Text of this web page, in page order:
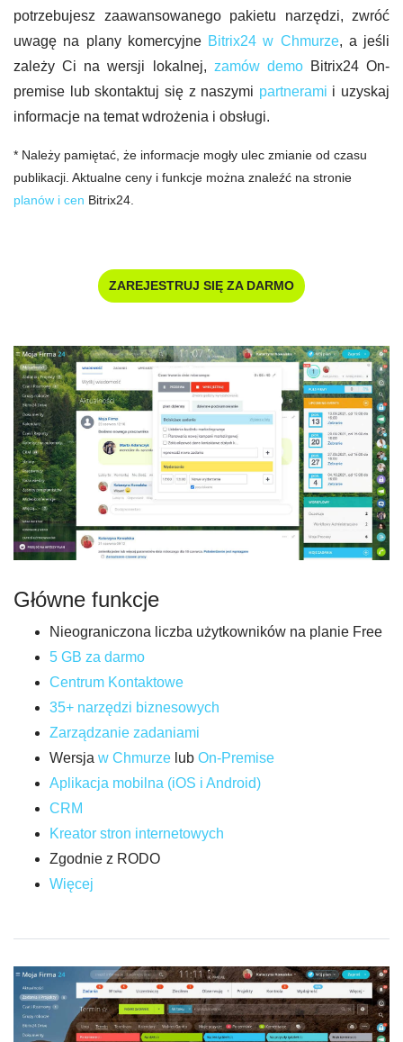
potrzebujesz zaawansowanego pakietu narzędzi, zwróć
uwagę na plany komercyjne Bitrix24 w Chmurze, a jeśli
zależy Ci na wersji lokalnej, zamów demoBitrix24 On-
premise lub skontaktuj się z naszymi partnerami i uzyskaj
informacje na temat wdrożenia i obsługi.
* Należy pamiętać, że informacje mogły ulec zmianie od czasu
publikacji. Aktualne ceny i funkcje można znaleźć na stronie
planów i cen Bitrix24.
ZAREJESTRUJ SIĘ ZA DARMO
Główne funkcje
Nieograniczona liczba użytkowników na planie Free
5 GB za darmo
Centrum Kontaktowe
35+ narzędzi biznesowych
Zarządzanie zadaniami
Wersja w Chmurze lub On-Premise
Aplikacja mobilna (iOS i Android)
CRM
Kreator stron internetowych
Zgodnie z RODO
Więcej